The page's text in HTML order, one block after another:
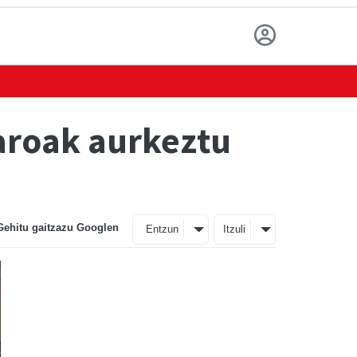
aurkeztu
gaitzazu Googlen Entzun Itzuli